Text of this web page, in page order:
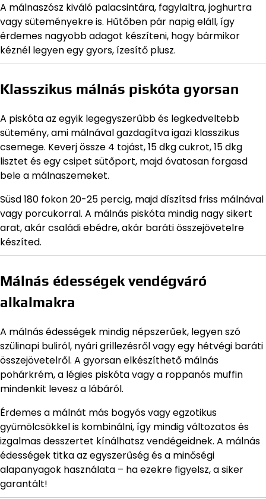
A málnaszósz kiváló palacsintára, fagylaltra, joghurtra
vagy süteményekre is. Hűtőben pár napig eláll, így
érdemes nagyobb adagot készíteni, hogy bármikor
kéznél legyen egy gyors, ízesítő plusz.
Klasszikus málnás piskóta gyorsan
A piskóta az egyik legegyszerűbb és legkedveltebb
sütemény, ami málnával gazdagítva igazi klasszikus
csemege. Keverj össze 4 tojást, 15 dkg cukrot, 15 dkg
lisztet és egy csipet sütőport, majd óvatosan forgasd
bele a málnaszemeket.
Süsd 180 fokon 20-25 percig, majd díszítsd friss málnával
vagy porcukorral. A málnás piskóta mindig nagy sikert
arat, akár családi ebédre, akár baráti összejövetelre
készíted.
Málnás édességek vendégváró
alkalmakra
A málnás édességek mindig népszerűek, legyen szó
szülinapi buliról, nyári grillezésről vagy egy hétvégi baráti
összejövetelről. A gyorsan elkészíthető málnás
pohárkrém, a légies piskóta vagy a roppanós muffin
mindenkit levesz a lábáról.
Érdemes a málnát más bogyós vagy egzotikus
gyümölcsökkel is kombinálni, így mindig változatos és
izgalmas desszertet kínálhatsz vendégeidnek. A málnás
édességek titka az egyszerűség és a minőségi
alapanyagok használata – ha ezekre figyelsz, a siker
garantált!